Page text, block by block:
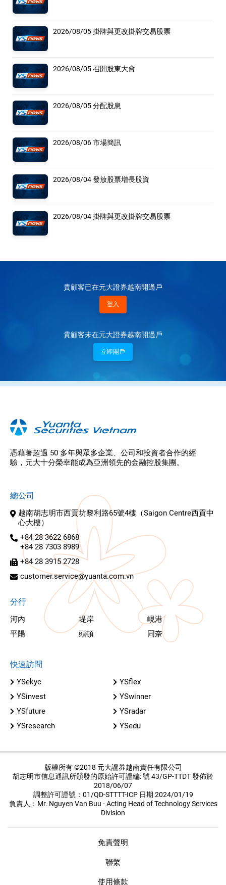
2026/08/05 掛牌與更改掛牌交易股票
2026/08/05 召開股東大會
2026/08/05 分配股息
2026/08/06 市場簡訊
2026/08/04 發放股票增長股資
2026/08/04 掛牌與更改掛牌交易股票
貴顧客已在元大證券越南開過戶
登入
貴顧客未在元大證券越南開過戶
立即開戶
憑藉著超過 50 多年與眾多企業、公司和投資者合作的經
驗，元大十分榮幸能成為亞洲領先的金融控股集團。
總公司
越南胡志明市西貢坊黎利路65號4樓（Saigon Centre西貢中
心大樓）
+84 28 3622 6868
+84 28 7303 8989
+84 28 3915 2728
customer.service@yuanta.com.vn
分行
河內 堤岸
峴港
平陽
頭頓 同奈
快速訪問
YSekyc
YSflex
YSinvest
YSwinner
YSfuture
YSradar
YSresearch
YSedu
版權所有 ©2018 元大證券越南責任有限公司
胡志明市信息通訊所頒發的原始許可證編: 號 43/GP-TTDT 發佈於
2018/06/07
調整許可證號：01/QD-STTTT-ICP 日期 2024/01/19
負責人：Mr. Nguyen Van Buu - Acting Head of Technology Services
Division
免責聲明
聯繫
使用條款